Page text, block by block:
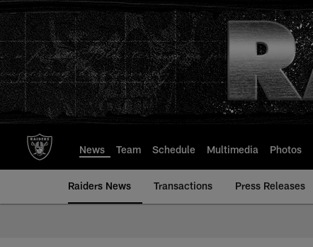
to
main
content
News Team Schedule Multimedia Photos
Raiders News Transactions Press Releases